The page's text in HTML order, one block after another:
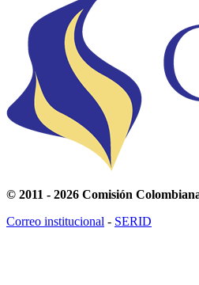
© 2011 - 2026 Comisión
Correo institucional - SERID